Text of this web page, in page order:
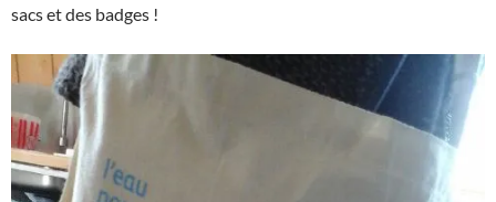
sacs et des badges !